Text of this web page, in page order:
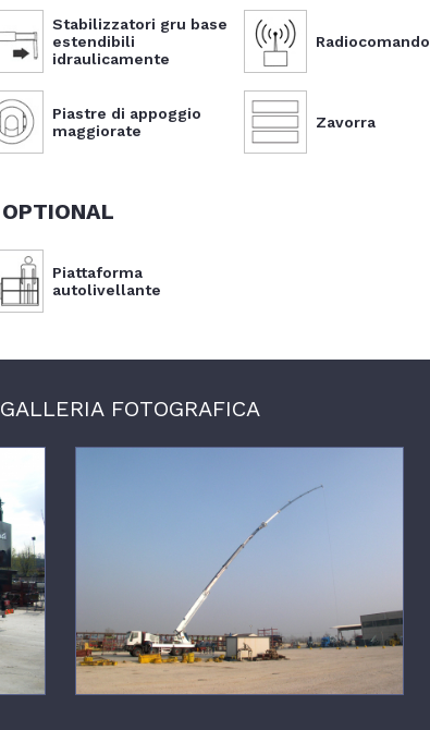
Stabilizzatori gru base
estendibili
idraulicamente
Radiocomando
Piastre di appoggio
maggiorate
Zavorra
OPTIONAL
Piattaforma
autolivellante
GALLERIA FOTOGRAFICA